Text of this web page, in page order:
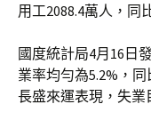
用工2088.4萬人，同
國度統計局4月16日
業率均勻為5.2%，
長盛來運表現，失業